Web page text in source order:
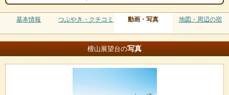
基本情報 つぶやき・クチコミ 動画・写真 地図・周辺の宿
檀山展望台の写真